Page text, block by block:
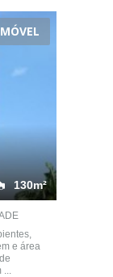
130m²
e área
...